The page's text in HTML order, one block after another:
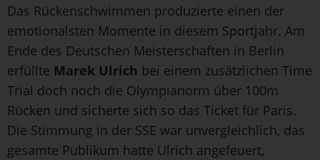
Das Rückenschwimmen produzierte einen der
emotionalsten Momente in diesem Sportjahr. Am
Ende des Deutschen Meisterschaften in Berlin
erfüllte Marek Ulrich bei einem zusätzlichen Time
Trial doch noch die Olympianorm über 100m
Rücken und sicherte sich so das Ticket für Paris.
Die Stimmung in der SSE war unvergleichlich, das
gesamte Publikum hatte Ulrich angefeuert,